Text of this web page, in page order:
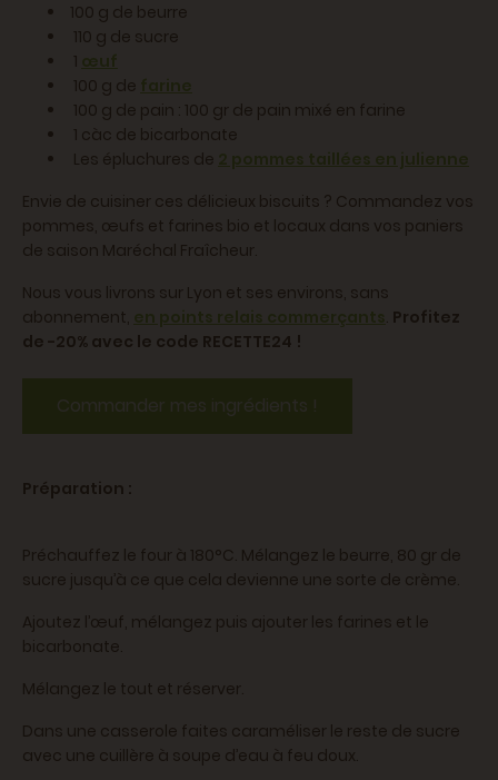
100 g de beurre
110 g de sucre
1 œuf
100 g de farine
100 g de pain : 100 gr de pain mixé en farine
1 càc de bicarbonate
Les épluchures de 2 pommes taillées en julienne
Envie de cuisiner ces délicieux biscuits ? Commandez vos
pommes, œufs et farines bio et locaux dans vos paniers
de saison Maréchal Fraîcheur.
Nous vous livrons sur Lyon et ses environs, sans
abonnement, en points relais commerçants. Profitez
de -20% avec le code RECETTE24 !
Commander mes ingrédients !
Préparation :
Préchauffez le four à 180°C. Mélangez le beurre, 80 gr de
sucre jusqu’à ce que cela devienne une sorte de crème.
Ajoutez l’œuf, mélangez puis ajouter les farines et le
bicarbonate.
Mélangez le tout et réserver.
Dans une casserole faites caraméliser le reste de sucre
avec une cuillère à soupe d’eau à feu doux.